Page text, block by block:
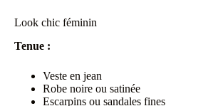
Look chic féminin
Tenue :
Veste en jean
Robe noire ou satinée
Escarpins ou sandales fines